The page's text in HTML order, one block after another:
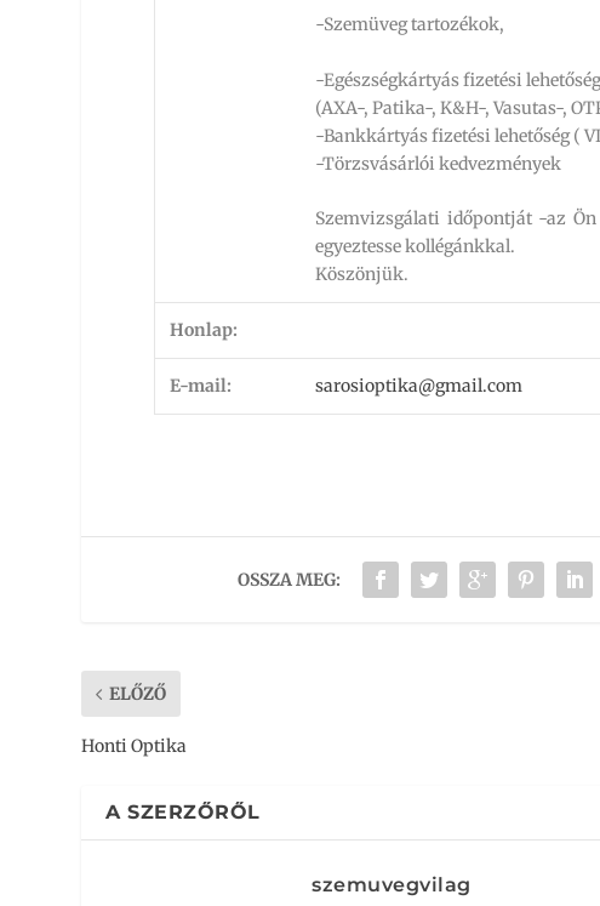
-Szemüveg tartozékok,
-Egészségkártyás fizetési
(AXA-, Patika-, K&H-, Vasutas-,
-Bankkártyás fizetési lehetőség (
-Törzsvásárlói kedvezmények
Szemvizsgálati időpontját -az
egyeztesse kollégánkkal.
Köszönjük.
Honlap:
E-mail: sarosioptika@gmail.com
OSSZA MEG:
ELŐZŐ
Honti Optika
A SZERZŐRŐL
szemuvegvilag